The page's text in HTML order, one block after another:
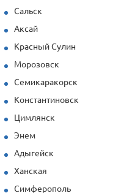
Сальск
Аксай
Красный Сулин
Морозовск
Семикаракорск
Константиновск
Цимлянск
Энем
Адыгейск
Ханская
Симферополь